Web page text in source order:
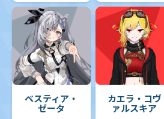
ベスティア・
ゼータ
カエラ・コヴ
ァルスキア